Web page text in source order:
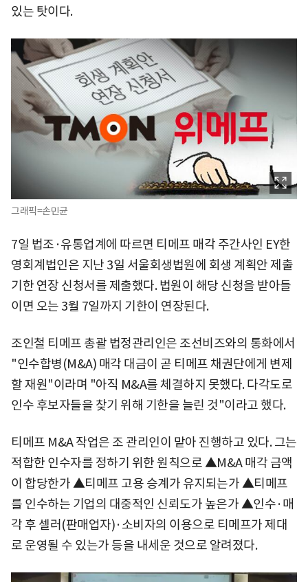
있는 탓이다.
그래픽=손민균
7일 법조·유통업계에 따르면 티메프 매각 주간사인 EY한
영회계법인은 지난 3일 서울회생법원에 회생 계획안 제출
기한 연장 신청서를 제출했다. 법원이 해당 신청을 받아들
이면 오는 3월 7일까지 기한이 연장된다.
조인철 티메프 총괄 법정관리인은 조선비즈와의 통화에서
"인수합병(M&A) 매각 대금이 곧 티메프 채권단에게 변제
할 재원"이라며 "아직 M&A를 체결하지 못했다. 다각도로
인수 후보자들을 찾기 위해 기한을 늘린 것"이라고 했다.
티메프 M&A 작업은 조 관리인이 맡아 진행하고 있다. 그는
적합한 인수자를 정하기 위한 원칙으로 ▲M&A 매각 금액
이 합당한가 ▲티메프 고용 승계가 유지되는가 ▲티메프
를 인수하는 기업의 대중적인 신뢰도가 높은가 ▲인수·매
각 후 셀러(판매업자)·소비자의 이용으로 티메프가 제대
로 운영될 수 있는가 등을 내세운 것으로 알려졌다.